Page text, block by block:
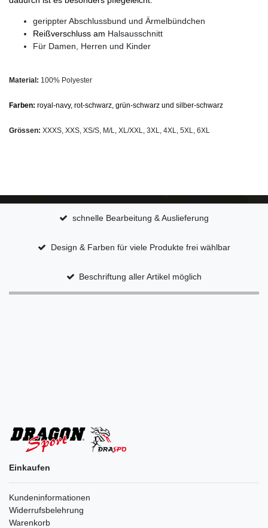
gerippter Abschlussbund und Ärmelbündchen
Reißverschluss am Halsausschnitt
Für Damen, Herren und Kinder
Material: 100% Polyester
Farben: royal-navy, rot-schwarz, grün-schwarz und silber-schwarz
Grössen: XXXS, XXS, XS/S, M/L, XL/XXL, 3XL, 4XL, 5XL, 6XL
schnelle Bearbeitung & Auslieferung
Design & Farben für viele Produkte frei wählbar
Beschriftung aller Artikel möglich
Einkaufen
Kundeninformationen
Widerrufsbelehrung
Warenkorb